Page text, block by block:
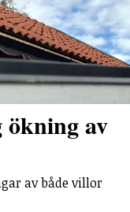
av
av både villor